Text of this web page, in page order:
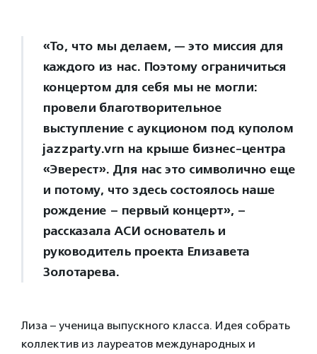
«То, что мы делаем, — это миссия для
каждого из нас. Поэтому ограничиться
концертом для себя мы не могли:
провели благотворительное
выступление с аукционом под куполом
jazzparty.vrn на крыше бизнес-центра
«Эверест». Для нас это символично еще
и потому, что здесь состоялось наше
рождение – первый концерт», –
рассказала АСИ основатель и
руководитель проекта Елизавета
Золотарева.
Лиза – ученица выпускного класса. Идея собрать
коллектив из лауреатов международных и